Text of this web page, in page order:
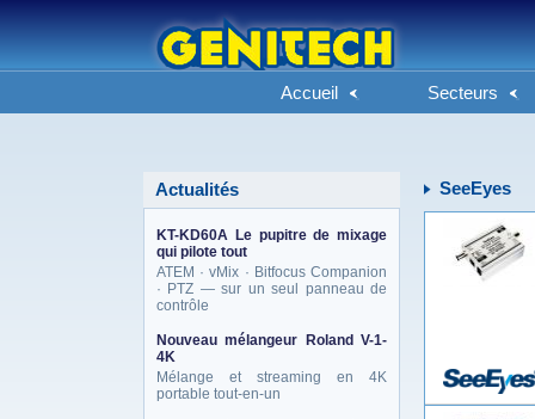
Accueil Secteurs
Actualités
KT-KD60A Le pupitre de mixage
qui pilote tout
ATEM · vMix · Bitfocus Companion
· PTZ — sur un seul panneau de
contrôle
Nouveau mélangeur Roland V-1-
4K
Mélange et streaming en 4K
portable tout-en-un
SeeEyes